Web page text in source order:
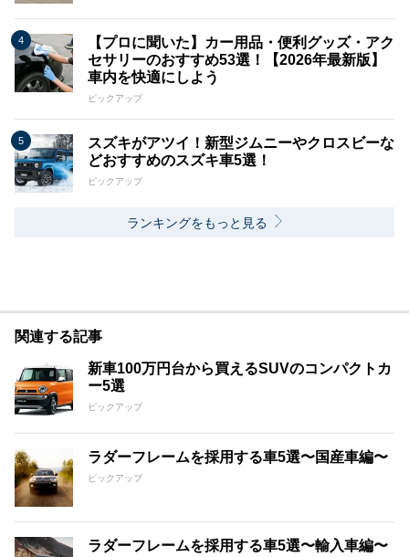
【プロに聞いた】カー用品・便利グッズ・アク
セサリーのおすすめ53選！【2026年最新版】
車内を快適にしよう
ピックアップ
スズキがアツイ！新型ジムニーやクロスビーな
どおすすめのスズキ車5選！
ピックアップ
ランキングをもっと見る
関連する記事
新車100万円台から買えるSUVのコンパクトカ
ー5選
ピックアップ
ラダーフレームを採用する車5選〜国産車編〜
ピックアップ
ラダーフレームを採用する車5選〜輸入車編〜